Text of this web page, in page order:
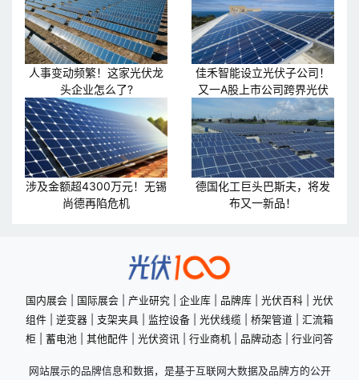
人事变动频繁！这家光伏龙
头企业怎么了?
佳禾智能设立光伏子公司！
又一A股上市公司跨界光伏
涉及金额超4300万元！无锡
尚德再陷危机
德国化工巨头巴斯夫，将发
布又一新品！
国内展会 国际展会 产业研究 企业库 品牌库 光伏百科
光伏
组件
逆变器 支架夹具 监控设备 光伏线缆 桥架管道
汇流箱
柜
蓄电池 其他配件 光伏资讯 行业商机 品牌动态 行业问答
网站展示的品牌信息和数据，是基于互联网大数据及品牌方的公开